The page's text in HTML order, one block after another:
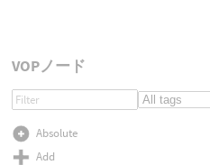
VOPノード
Absolute
Add